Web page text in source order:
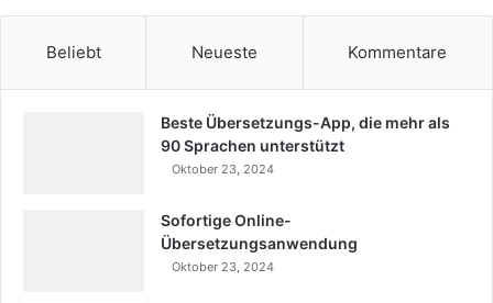
Beliebt Neueste Kommentare
Beste Übersetzungs-App, die mehr als
90 Sprachen unterstützt
Oktober 23, 2024
Sofortige Online-
Übersetzungsanwendung
Oktober 23, 2024